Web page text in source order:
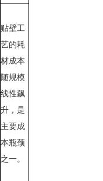
贴壁工
艺的耗
材成本
随规模
线性飙
升，是
主要成
本瓶颈
之一。